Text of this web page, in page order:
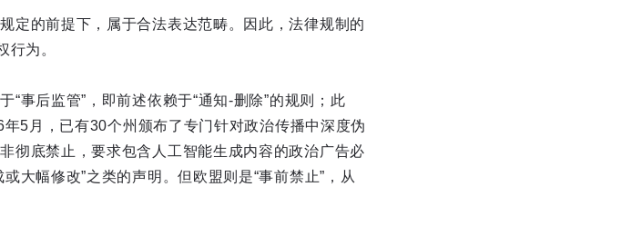
定的前提下，属于合法表达范畴。因此，法律规制的
行为。
事后监管”，即前述依赖于“通知-删除”的规则；此
5月，已有30个州颁布了专门针对政治传播中深度伪
彻底禁止，要求包含人工智能生成内容的政治广告必
大幅修改”之类的声明。但欧盟则是“事前禁止”，从